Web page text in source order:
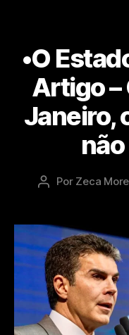
•O
Artigo –
Janeiro,
Por Zeca